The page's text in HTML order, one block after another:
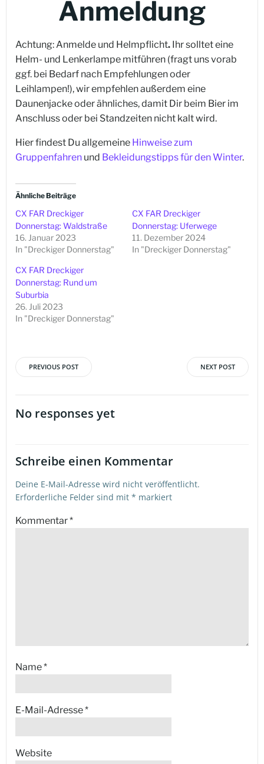
Anmeldung
Achtung: Anmelde und Helmpflicht. Ihr solltet eine
Helm- und Lenkerlampe mitführen (fragt uns vorab
ggf. bei Bedarf nach Empfehlungen oder
Leihlampen!), wir empfehlen außerdem eine
Daunenjacke oder ähnliches, damit Dir beim Bier im
Anschluss oder bei Standzeiten nicht kalt wird.
Hier findest Du allgemeine Hinweise zum
Gruppenfahren und Bekleidungstipps für den Winter.
Ähnliche Beiträge
CX FAR Dreckiger
Donnerstag: Waldstraße
16. Januar 2023
In "Dreckiger Donnerstag"
CX FAR Dreckiger
Donnerstag: Uferwege
11. Dezember 2024
In "Dreckiger Donnerstag"
CX FAR Dreckiger
Donnerstag: Rund um
Suburbia
26. Juli 2023
In "Dreckiger Donnerstag"
Beitragsnavigation
PREVIOUS POST NEXT POST
No responses yet
Schreibe einen Kommentar
Deine E-Mail-Adresse wird nicht veröffentlicht.
Erforderliche Felder sind mit * markiert
Kommentar*
Name*
E-Mail-Adresse*
Website